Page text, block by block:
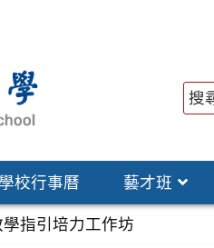
學校行事曆 藝才班
學指引培力工作坊